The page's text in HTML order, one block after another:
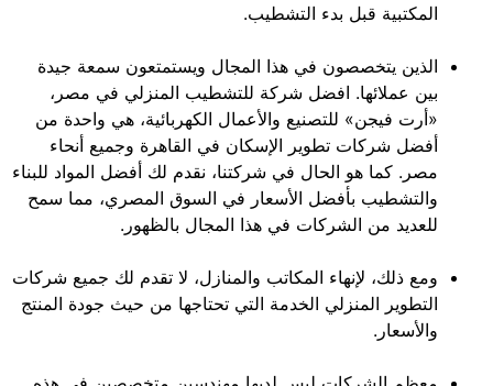
المكتبية قبل بدء التشطيب.
الذين يتخصصون في هذا المجال ويستمتعون سمعة جيدة
بين عملائها. افضل شركة للتشطيب المنزلي في مصر،
«أرت فيجن» للتصنيع والأعمال الكهربائية، هي واحدة من
أفضل شركات تطوير الإسكان في القاهرة وجميع أنحاء
مصر. كما هو الحال في شركتنا، نقدم لك أفضل المواد للبناء
والتشطيب بأفضل الأسعار في السوق المصري، مما سمح
للعديد من الشركات في هذا المجال بالظهور.
ومع ذلك، لإنهاء المكاتب والمنازل، لا تقدم لك جميع شركات
التطوير المنزلي الخدمة التي تحتاجها من حيث جودة المنتج
والأسعار.